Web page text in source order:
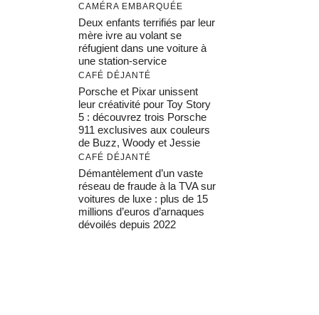
CAMÉRA EMBARQUÉE
Deux enfants terrifiés par leur
mère ivre au volant se
réfugient dans une voiture à
une station-service
CAFÉ DÉJANTÉ
Porsche et Pixar unissent
leur créativité pour Toy Story
5 : découvrez trois Porsche
911 exclusives aux couleurs
de Buzz, Woody et Jessie
CAFÉ DÉJANTÉ
Démantèlement d’un vaste
réseau de fraude à la TVA sur
voitures de luxe : plus de 15
millions d’euros d’arnaques
dévoilés depuis 2022